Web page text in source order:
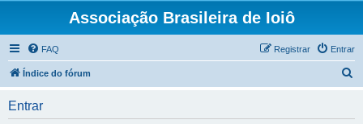
Associação Brasileira de Ioiô
FAQ Entrar
Registrar
Índice do fórum
Entrar